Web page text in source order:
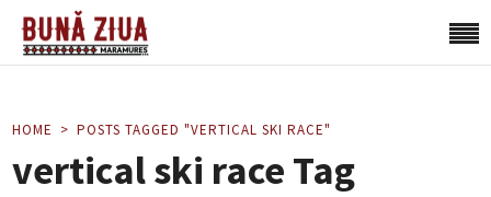
HOME POSTS TAGGED "VERTICAL SKI RACE"
vertical ski race Tag